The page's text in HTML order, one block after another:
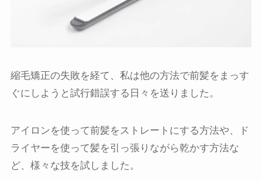
縮毛矯正の失敗を経て、私は他の方法で前髪をまっす
ぐにしようと試行錯誤する日々を送りました。
アイロンを使って前髪をストレートにする方法や、ド
ライヤーを使って髪を引っ張りながら乾かす方法な
ど、様々な技を試しました。